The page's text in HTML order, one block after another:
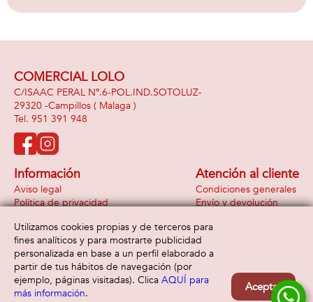
COMERCIAL LOLO
C/ISAAC PERAL Nº.6-POL.IND.SOTOLUZ-
29320 -Campillos ( Malaga )
951 391 948
Información
Aviso legal
Política de privacidad
Atención al cliente
Condiciones generales
Envío y devolución
Formas de pago
Utilizamos cookies propias y de terceros para
fines analíticos y para mostrarte publicidad
personalizada en base a un perfil elaborado a
partir de tus hábitos de navegación (por
ejemplo, páginas visitadas). Clica AQUÍ para
más información. Aceptar